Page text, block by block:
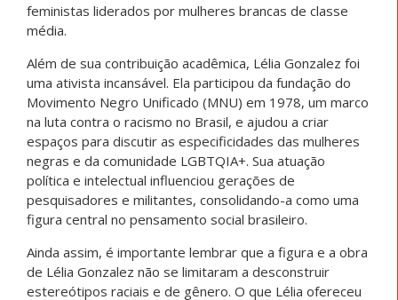
feministas liderados por mulheres brancas de classe
média.
Além de sua contribuição acadêmica, Lélia Gonzalez foi
uma ativista incansável. Ela participou da fundação do
Movimento Negro Unificado (MNU) em 1978, um marco
na luta contra o racismo no Brasil, e ajudou a criar
espaços para discutir as especificidades das mulheres
negras e da comunidade LGBTQIA+. Sua atuação
política e intelectual influenciou gerações de
pesquisadores e militantes, consolidando-a como uma
figura central no pensamento social brasileiro.
Ainda assim, é importante lembrar que a figura e a obra
de Lélia Gonzalez não se limitaram a desconstruir
estereótipos raciais e de gênero. O que Lélia ofereceu